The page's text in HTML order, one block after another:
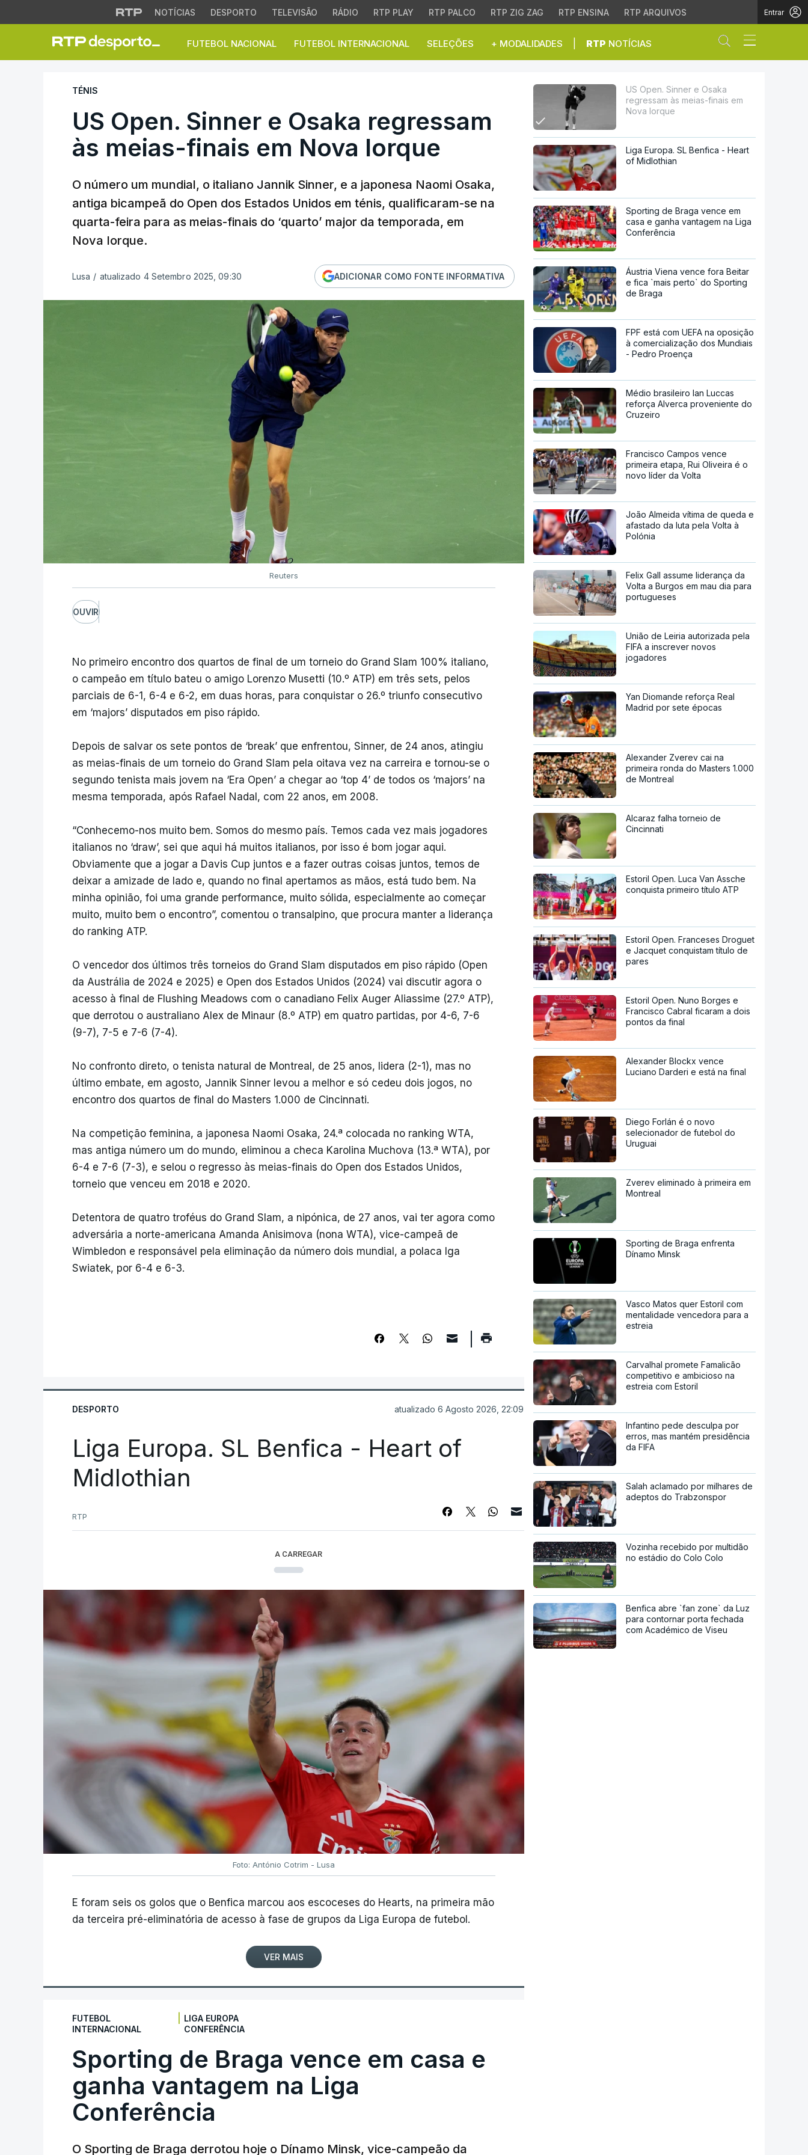
NOTÍCIAS DESPORTO TELEVISÃO RÁDIO RTP PLAY RTP PALCO RTP ZIG ZAG RTP ENSINA RTP ARQUIVOS Entrar
FUTEBOL NACIONAL FUTEBOL INTERNACIONAL SELEÇÕES + MODALIDADES RTP NOTÍCIAS Abrir campo
US Open. Sinner e Osaka regressam às meias-finais em Nova
TÉNIS
US Open. Sinner e Osaka regressam
às meias-finais em Nova Iorque
O número um mundial, o italiano Jannik Sinner, e a japonesa Naomi Osaka,
antiga bicampeã do Open dos Estados Unidos em ténis, qualificaram-se na
quarta-feira para as meias-finais do ‘quarto’ major da temporada, em
Nova Iorque.
Lusa / atualizado 4 Setembro 2025, 09:30 ADICIONAR COMO FONTE INFORMATIVA
Reuters
OUVIR
No primeiro encontro dos quartos de final de um torneio do Grand Slam 100% italiano,
o campeão em título bateu o amigo Lorenzo Musetti (10.º ATP) em três sets, pelos
parciais de 6-1, 6-4 e 6-2, em duas horas, para conquistar o 26.º triunfo consecutivo
em ‘majors’ disputados em piso rápido.
Depois de salvar os sete pontos de ‘break’ que enfrentou, Sinner, de 24 anos, atingiu
as meias-finais de um torneio do Grand Slam pela oitava vez na carreira e tornou-se o
segundo tenista mais jovem na ‘Era Open’ a chegar ao ‘top 4’ de todos os ‘majors’ na
mesma temporada, após Rafael Nadal, com 22 anos, em 2008.
“Conhecemo-nos muito bem. Somos do mesmo país. Temos cada vez mais jogadores
italianos no ‘draw’, sei que aqui há muitos italianos, por isso é bom jogar aqui.
Obviamente que a jogar a Davis Cup juntos e a fazer outras coisas juntos, temos de
deixar a amizade de lado e, quando no final apertamos as mãos, está tudo bem. Na
minha opinião, foi uma grande performance, muito sólida, especialmente ao começar
muito, muito bem o encontro”, comentou o transalpino, que procura manter a liderança
do ranking ATP.
O vencedor dos últimos três torneios do Grand Slam disputados em piso rápido (Open
da Austrália de 2024 e 2025) e Open dos Estados Unidos (2024) vai discutir agora o
acesso à final de Flushing Meadows com o canadiano Felix Auger Aliassime (27.º ATP),
que derrotou o australiano Alex de Minaur (8.º ATP) em quatro partidas, por 4-6, 7-6
(9-7), 7-5 e 7-6 (7-4).
No confronto direto, o tenista natural de Montreal, de 25 anos, lidera (2-1), mas no
último embate, em agosto, Jannik Sinner levou a melhor e só cedeu dois jogos, no
encontro dos quartos de final do Masters 1.000 de Cincinnati.
Na competição feminina, a japonesa Naomi Osaka, 24.ª colocada no ranking WTA,
mas antiga número um do mundo, eliminou a checa Karolina Muchova (13.ª WTA), por
6-4 e 7-6 (7-3), e selou o regresso às meias-finais do Open dos Estados Unidos,
torneio que venceu em 2018 e 2020.
Detentora de quatro troféus do Grand Slam, a nipónica, de 27 anos, vai ter agora como
adversária a norte-americana Amanda Anisimova (nona WTA), vice-campeã de
Wimbledon e responsável pela eliminação da número dois mundial, a polaca Iga
Swiatek, por 6-4 e 6-3.
DESPORTO atualizado 6 Agosto 2026, 22:09
Liga Europa. SL Benfica - Heart of
Midlothian
RTP
A CARREGAR
Foto: António Cotrim - Lusa
E foram seis os golos que o Benfica marcou aos escoceses do Hearts, na primeira mão
da terceira pré-eliminatória de acesso à fase de grupos da Liga Europa de futebol.
VER MAIS
FUTEBOL
INTERNACIONAL
LIGA EUROPA
CONFERÊNCIA
Sporting de Braga vence em casa e
ganha vantagem na Liga
Conferência
O Sporting de Braga derrotou hoje o Dínamo Minsk, vice-campeão da
US Open. Sinner e Osaka
regressam às meias-finais em
Nova Iorque
Liga Europa. SL Benfica - Heart
of Midlothian
Sporting de Braga vence em
casa e ganha vantagem na Liga
Conferência
Áustria Viena vence fora Beitar
e fica `mais perto` do Sporting
de Braga
FPF está com UEFA na oposição
à comercialização dos Mundiais
- Pedro Proença
Médio brasileiro Ian Luccas
reforça Alverca proveniente do
Cruzeiro
Francisco Campos vence
primeira etapa, Rui Oliveira é o
novo líder da Volta
João Almeida vítima de queda e
afastado da luta pela Volta à
Polónia
Felix Gall assume liderança da
Volta a Burgos em mau dia para
portugueses
União de Leiria autorizada pela
FIFA a inscrever novos
jogadores
Yan Diomande reforça Real
Madrid por sete épocas
Alexander Zverev cai na
primeira ronda do Masters 1.000
de Montreal
Alcaraz falha torneio de
Cincinnati
Estoril Open. Luca Van Assche
conquista primeiro título ATP
Estoril Open. Franceses Droguet
e Jacquet conquistam título de
pares
Estoril Open. Nuno Borges e
Francisco Cabral ficaram a dois
pontos da final
Alexander Blockx vence
Luciano Darderi e está na final
Diego Forlán é o novo
selecionador de futebol do
Uruguai
Zverev eliminado à primeira em
Montreal
Sporting de Braga enfrenta
Dínamo Minsk
Vasco Matos quer Estoril com
mentalidade vencedora para a
estreia
Carvalhal promete Famalicão
competitivo e ambicioso na
estreia com Estoril
Infantino pede desculpa por
erros, mas mantém presidência
da FIFA
Salah aclamado por milhares de
adeptos do Trabzonspor
Vozinha recebido por multidão
no estádio do Colo Colo
Benfica abre `fan zone` da Luz
para contornar porta fechada
com Académico de Viseu